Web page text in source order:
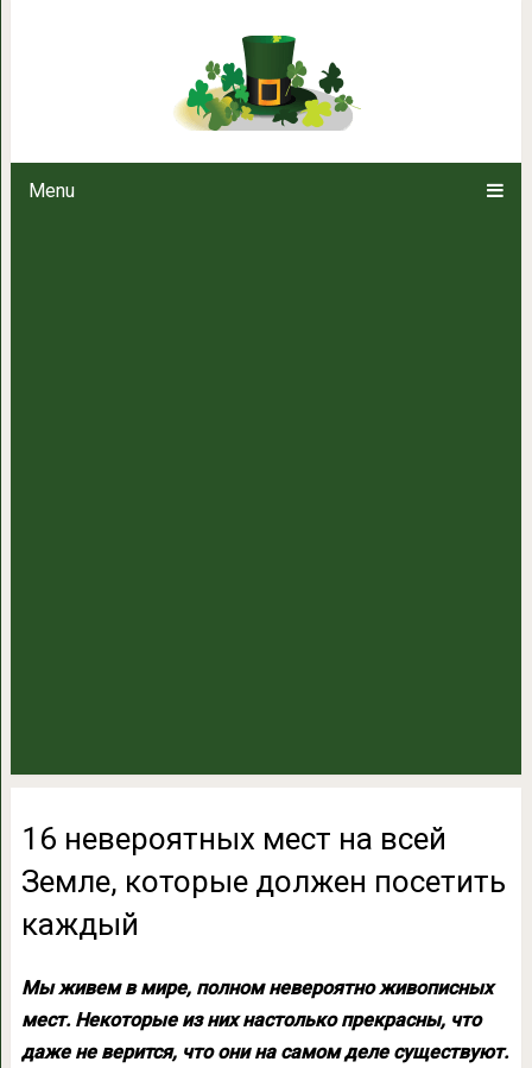
Menu
16 невероятных мест на
16 невероятных мест на всей
Земле, которые должен посетить
каждый
Мы живем в мире, полном невероятно живописных
мест. Некоторые из них настолько прекрасны, что
даже не верится, что они на самом деле существуют.